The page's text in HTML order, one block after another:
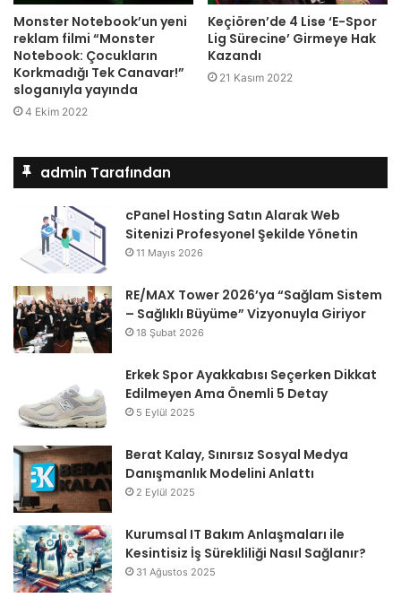
Monster Notebook’un yeni
reklam filmi “Monster
Notebook: Çocukların
Korkmadığı Tek Canavar!”
sloganıyla yayında
4 Ekim 2022
Keçiören’de 4 Lise ‘E-Spor
Lig Sürecine’ Girmeye Hak
Kazandı
21 Kasım 2022
admin Tarafından
cPanel Hosting Satın Alarak Web
Sitenizi Profesyonel Şekilde Yönetin
11 Mayıs 2026
RE/MAX Tower 2026’ya “Sağlam Sistem
– Sağlıklı Büyüme” Vizyonuyla Giriyor
18 Şubat 2026
Erkek Spor Ayakkabısı Seçerken Dikkat
Edilmeyen Ama Önemli 5 Detay
5 Eylül 2025
Berat Kalay, Sınırsız Sosyal Medya
Danışmanlık Modelini Anlattı
2 Eylül 2025
Kurumsal IT Bakım Anlaşmaları ile
Kesintisiz İş Sürekliliği Nasıl Sağlanır?
31 Ağustos 2025